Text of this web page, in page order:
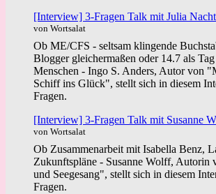
[Interview] 3-Fragen Talk mit Julia
von Wortsalat
Ob ME/CFS - seltsam klingende
Blogger gleichermaßen oder 14.7 als
Menschen - Ingo S. Anders, Autor von
Schiff ins Glück", stellt sich in diesem
Fragen.
[Interview] 3-Fragen Talk mit Susanne
von Wortsalat
Ob Zusammenarbeit mit Isabella Benz,
Zukunftspläne - Susanne Wolff, Autorin
und Seegesang", stellt sich in diesem
Fragen.